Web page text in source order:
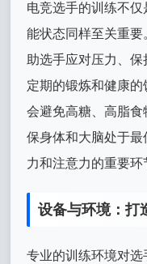
电竞选手的训练不
能状态同样至关重
助选手应对压力、保
定期的锻炼和健康
会避免高糖、高脂
保身体和大脑处于
力和注意力的重要环
设备与环境：打
专业的训练环境对